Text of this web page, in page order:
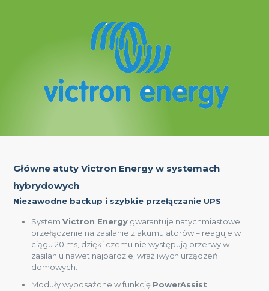
Główne atuty Victron Energy w systemach
hybrydowych
Niezawodne backup i szybkie przełączanie UPS
SystemVictron Energy gwarantuje natychmiastowe
przełączenie na zasilanie z akumulatorów – reaguje w
ciągu 20 ms, dzięki czemu nie występują przerwy w
zasilaniu nawet najbardziej wrażliwych urządzeń
domowych.
Moduły wyposażone w funkcję PowerAssist